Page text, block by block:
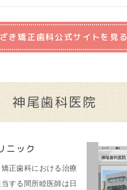
き矯正歯科公式サイトを見る
神尾歯科医院
ニック
正歯科における治療
する間所睦医師は日